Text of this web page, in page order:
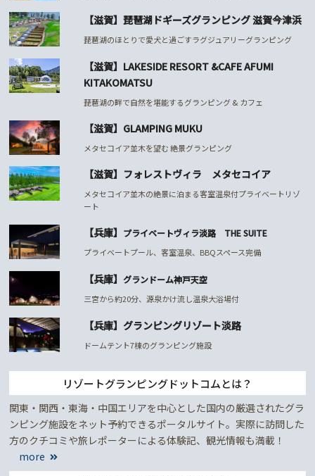
【滋賀】琵琶湖ドギーズグランピング 滋賀今津浜
琵琶湖のほとりで愛犬と過ごすラグジュアリーグランピング
【滋賀】LAKESIDE RESORT &CAFE AFUMI
KITAKOMATSU
琵琶湖の畔で自然を堪能するグランピング & カフェ
【滋賀】GLAMPING MUKU
メタセコイア並木を望む 絶景グランピング
【滋賀】フォレストヴィラ メタセコイア
メタセコイア並木の絶景に泊まる客室温泉付プライベートリゾ
ート
【兵庫】 プライベートヴィラ淡路 THE SUITE
プライベートプール、客室温泉、BBQスペース完備
【兵庫】 グランドーム神戸天空
三宮から約20分、源泉かけ流し温泉大浴場付
【兵庫】グランピングリゾート淡路
ドームテント7棟のグランピング施設
リゾートグランピングドットコムとは？
関東・関西・東海・中国エリアを中心とした国内の厳選されたグラ
ンピング施設をネット予約できるポータルサイト。実際に訪問した
方のクチコミや旅レポーターによる体験記、観光情報も満載！
more